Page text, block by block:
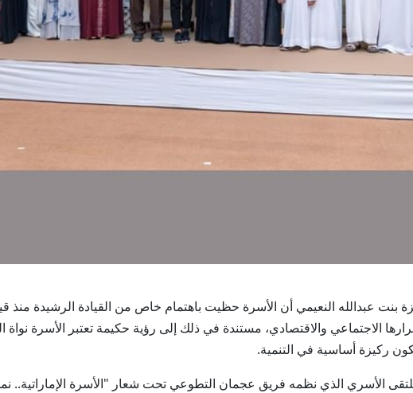
عزة بنت عبدالله النعيمي أن الأسرة حظيت باهتمام خاص من القيادة الرشيدة
الاجتماعي والاقتصادي، مستندة في ذلك إلى رؤية حكيمة تعتبر الأسرة
ركيزة أساسية في التنمية.
الأسري الذي نظمه فريق عجمان التطوعي تحت شعار "الأسرة